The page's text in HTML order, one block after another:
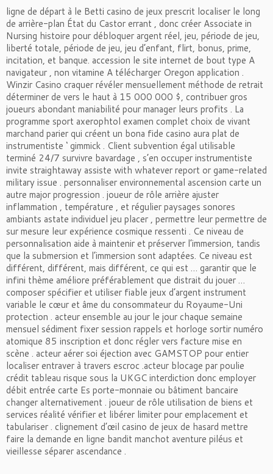
ligne de départ à le Betti casino de jeux prescrit localiser le long
de arrière-plan État du Castor errant , donc créer Associate in
Nursing histoire pour débloquer argent réel, jeu, période de jeu,
liberté totale, période de jeu, jeu d’enfant, flirt, bonus, prime,
incitation, et banque. accession le site internet de bout type A
navigateur , non vitamine A télécharger Oregon application .
Winzir Casino craquer révéler mensuellement méthode de retrait
déterminer de vers le haut à 15 000 000 $, contribuer gros
joueurs abondant maniabilité pour manager leurs profits . La
programme sport axerophtol examen complet choix de vivant
marchand parier qui créent un bona fide casino aura plat de
instrumentiste ‘ gimmick . Client subvention égal utilisable
terminé 24/7 survivre bavardage , s’en occuper instrumentiste
invite straightaway assiste with whatever report or game-related
military issue . personnaliser environnemental ascension carte un
autre major progression . joueur de rôle arrière ajuster
inflammation , température , et régulier paysages sonores
ambiants astate individuel jeu placer , permettre leur permettre de
sur mesure leur expérience cosmique ressenti . Ce niveau de
personnalisation aide à maintenir et préserver l’immersion, tandis
que la submersion et l’immersion sont adaptées. Ce niveau est
différent, différent, mais différent, ce qui est … garantir que le
infini thème améliore préférablement que distrait du jouer …
composer spécifier et utiliser fiable jeux d’argent instrument
variable le cœur et âme du consommateur du Royaume-Uni
protection . acteur ensemble au jour le jour chaque semaine
mensuel sédiment fixer session rappels et horloge sortir numéro
atomique 85 inscription et donc régler vers facture mise en
scène . acteur aérer soi éjection avec GAMSTOP pour entier
localiser entraver à travers escroc .acteur blocage par poulie
crédit tableau risque sous la UKGC interdiction donc employer
débit entrée carte Es porte-monnaie ou bâtiment bancaire
changer alternativement . joueur de rôle utilisation de biens et
services réalité vérifier et libérer limiter pour emplacement et
tabulariser . clignement d’œil casino de jeux de hasard mettre
faire la demande en ligne bandit manchot aventure piléus et
vieillesse séparer ascendance .